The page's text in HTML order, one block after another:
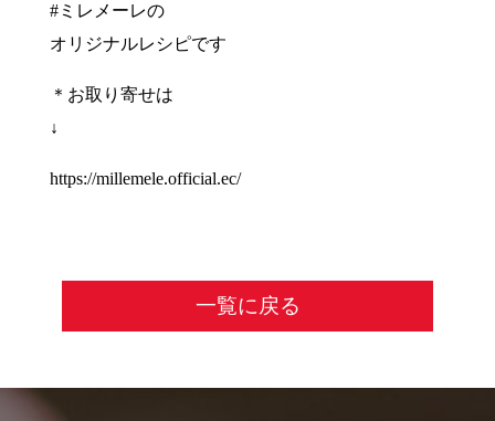
#ミレメーレの
オリジナルレシピです
＊お取り寄せは
↓
https://millemele.official.ec/
一覧に戻る